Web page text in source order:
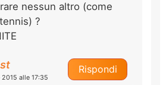
nessun altro (come
?
Rispondi
alle 17:35